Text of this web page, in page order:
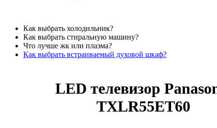
Как выбрать холодильник?
Как выбрать стиральную машину?
Что лучше жк или плазма?
Как выбрать встраиваемый духовой шкаф?
LED телевизор
TXLR55ET60